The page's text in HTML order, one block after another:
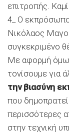
επιτροπής.
4_ Ο
Νικόλαος
συγκεκριμένο
Με αφορμή
τονίσουμε για
την βιασύνη
που δημοπρατεί
περισσότερες
στην τεχνική